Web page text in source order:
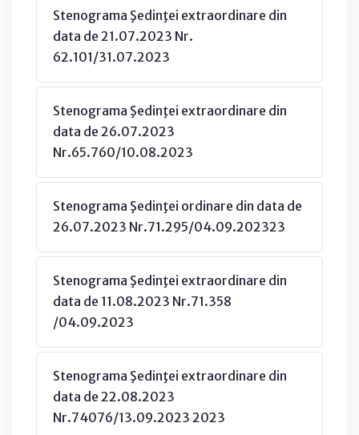
Stenograma Şedinţei extraordinare din
data de 21.07.2023 Nr.
62.101/31.07.2023
Stenograma Şedinţei extraordinare din
data de 26.07.2023
Nr.65.760/10.08.2023
Stenograma Şedinţei ordinare din data de
26.07.2023 Nr.71.295/04.09.202323
Stenograma Şedinţei extraordinare din
data de 11.08.2023 Nr.71.358
/04.09.2023
Stenograma Şedinţei extraordinare din
data de 22.08.2023
Nr.74076/13.09.2023 2023